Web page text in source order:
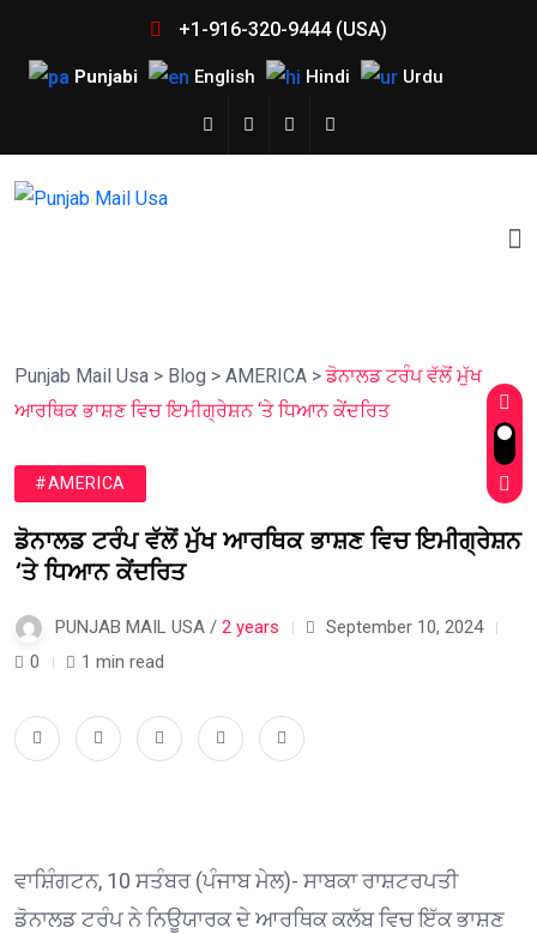
+1-916-320-9444 (USA)
Punjabi English Hindi Urdu
Punjab Mail Usa > Blog > AMERICA > ਡੋਨਾਲਡ ਟਰੰਪ ਵੱਲੋਂ ਮੁੱਖ
ਆਰਥਿਕ ਭਾਸ਼ਣ ਵਿਚ ਇਮੀਗ੍ਰੇਸ਼ਨ ‘ਤੇ ਧਿਆਨ ਕੇਂਦਰਿਤ
#AMERICA
ਡੋਨਾਲਡ ਟਰੰਪ ਵੱਲੋਂ ਮੁੱਖ ਆਰਥਿਕ ਭਾਸ਼ਣ ਵਿਚ ਇਮੀਗ੍ਰੇਸ਼ਨ
‘ਤੇ ਧਿਆਨ ਕੇਂਦਰਿਤ
PUNJAB MAIL USA / 2 years
September 10, 2024
0
1 min read
ਵਾਸ਼ਿੰਗਟਨ, 10 ਸਤੰਬਰ (ਪੰਜਾਬ ਮੇਲ)- ਸਾਬਕਾ ਰਾਸ਼ਟਰਪਤੀ
ਡੋਨਾਲਡ ਟਰੰਪ ਨੇ ਨਿਊਯਾਰਕ ਦੇ ਆਰਥਿਕ ਕਲੱਬ ਵਿਚ ਇੱਕ ਭਾਸ਼ਣ